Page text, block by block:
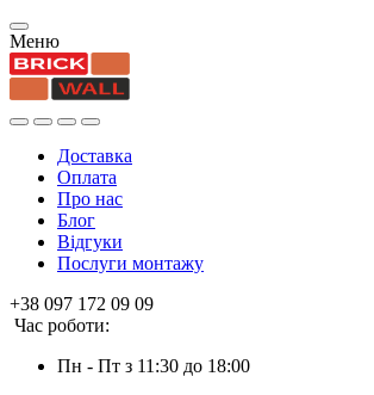
Меню
Доставка
Оплата
Про нас
Блог
Відгуки
Послуги монтажу
+38 097 172 09 09
Час роботи:
Пн - Пт з 11:30 до 18:00